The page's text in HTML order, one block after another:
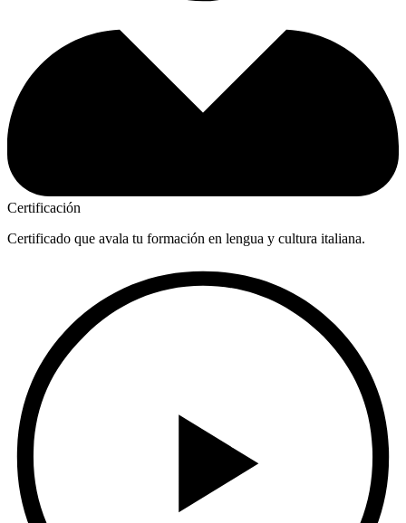
Certificación
Certificado que avala tu formación en lengua y cultura italiana.